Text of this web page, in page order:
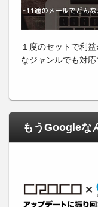
１度のセットで利
なジャンルでも対
もうGoogleな